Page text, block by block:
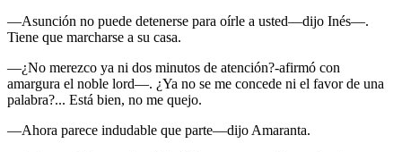
—Asunción no puede detenerse para oírle a usted—dijo Inés—.
Tiene que marcharse a su casa.
—¿No merezco ya ni dos minutos de atención?-afirmó con
amargura el noble lord—. ¿Ya no se me concede ni el favor de una
palabra?... Está bien, no me quejo.
—Ahora parece indudable que parte—dijo Amaranta.